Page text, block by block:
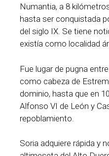
Numantia, a 8
hasta ser conquistada
del siglo IX. Se tiene
existía como localidad
Fue lugar de pugna
como cabeza de
dominio, hasta que en
Alfonso VI de León y
repoblamiento.
Soria adquiere rápida y